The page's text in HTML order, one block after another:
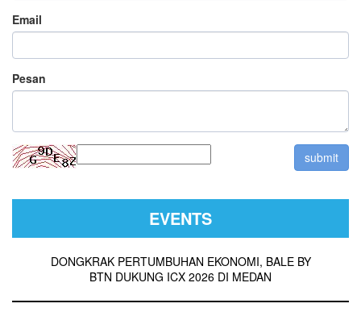
Email
Pesan
EVENTS
DONGKRAK PERTUMBUHAN EKONOMI, BALE BY
BTN DUKUNG ICX 2026 DI MEDAN